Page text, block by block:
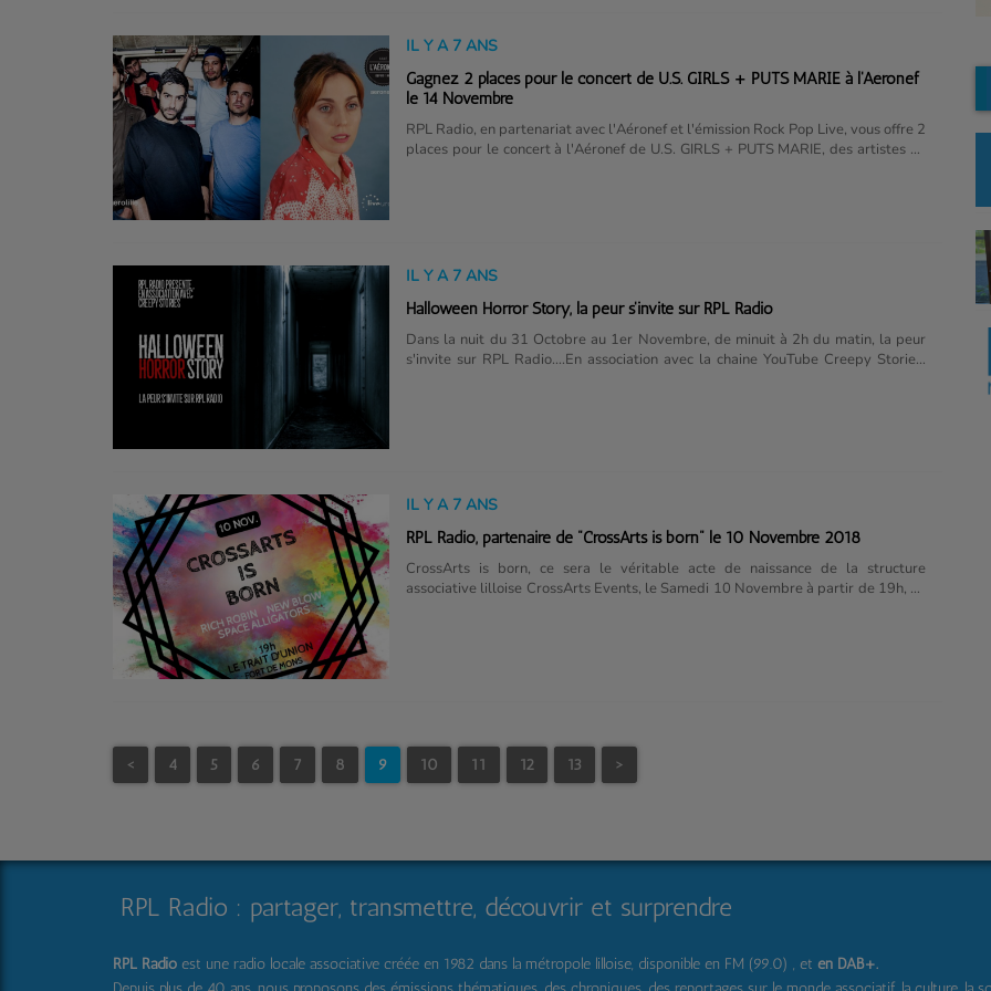
IL Y A 7 ANS
Gagnez 2 places pour le concert de U.S. GIRLS + PUTS MARIE à l'Aéronef
le 14 Novembre
RPL Radio, en partenariat avec l'Aéronef et l'émission Rock Pop Live, vous offre 2
places pour le concert à l'Aéronef de U.S. GIRLS + PUTS MARIE, des artistes en
IL Y A 7 ANS
Halloween Horror Story, la peur s'invite sur RPL Radio
Dans la nuit du 31 Octobre au 1er Novembre, de minuit à 2h du matin, la peur
s'invite sur RPL Radio....En association avec la chaine YouTube Creepy Stories,
IL Y A 7 ANS
RPL Radio, partenaire de "CrossArts is born" le 10 Novembre 2018
CrossArts is born, ce sera le véritable acte de naissance de la structure
associative lilloise CrossArts Events, le Samedi 10 Novembre à partir de 19h, au
< 4 5 6 7 8 9 10 11 12 13 >
RPL Radio : partager, transmettre, découvrir et surprendre
RPL Radio est une radio locale associative créée en 1982 dans la métropole lilloise, disponible en FM (99.0) , et en DAB+.